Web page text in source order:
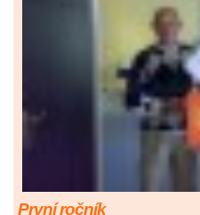
První ročník